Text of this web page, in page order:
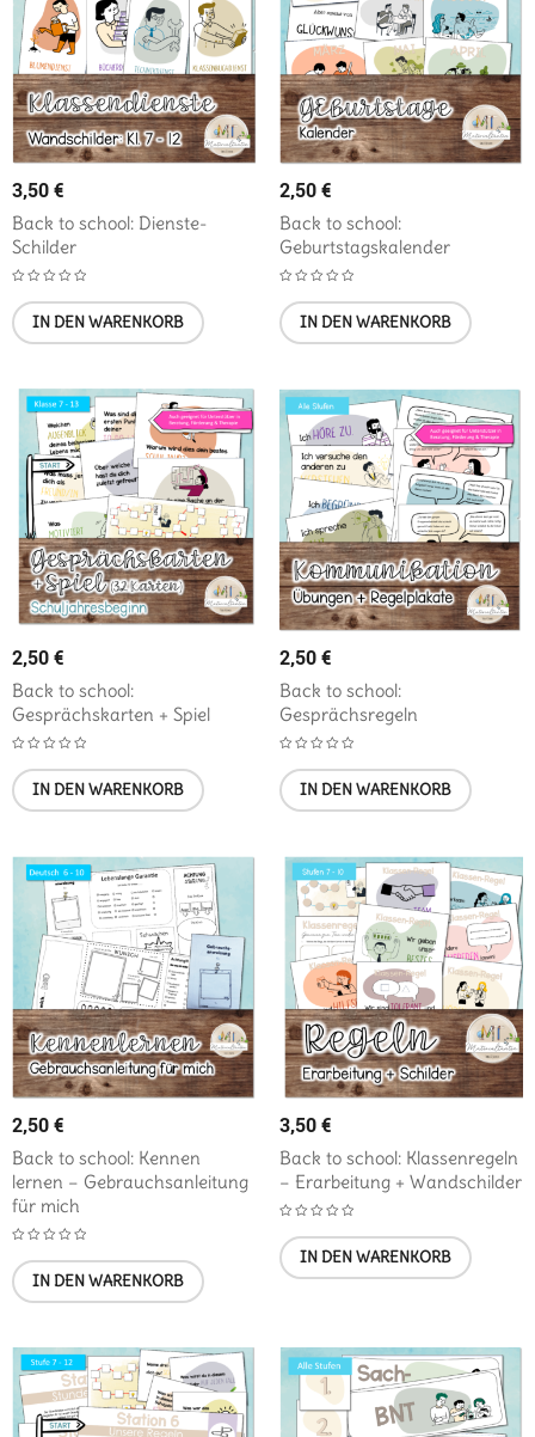
3,50€
Back to school: Dienste-
Schilder
IN DEN WARENKORB
2,50€
Back to school:
Geburtstagskalender
IN DEN WARENKORB
2,50€
Back to school:
Gesprächskarten + Spiel
IN DEN WARENKORB
2,50€
Back to school:
Gesprächsregeln
IN DEN WARENKORB
2,50€
Back to school: Kennen
lernen – Gebrauchsanleitung
für mich
IN DEN WARENKORB
3,50€
Back to school: Klassenregeln
– Erarbeitung + Wandschilder
IN DEN WARENKORB